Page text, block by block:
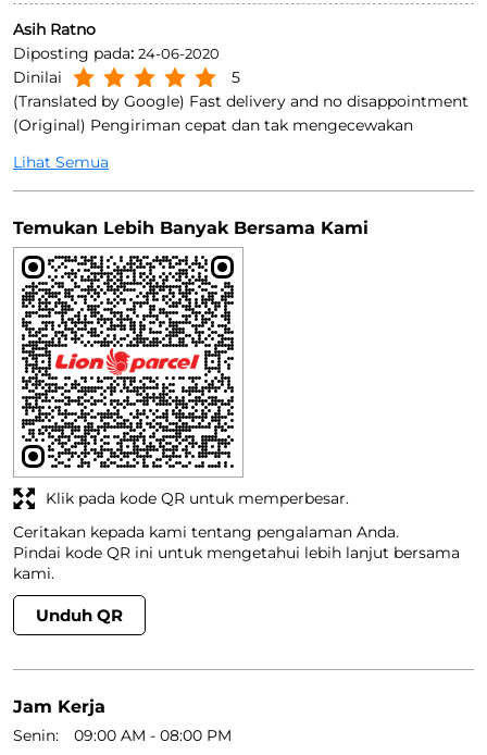
Asih Ratno
Diposting pada: 24-06-2020
Dinilai
5
(Translated by Google) Fast delivery and no disappointment
(Original) Pengiriman cepat dan tak mengecewakan
Lihat Semua
Temukan Lebih Banyak Bersama Kami
Ceritakan kepada kami tentang pengalaman Anda.
Pindai kode QR ini untuk mengetahui lebih lanjut bersama
kami.
Unduh QR
Klik pada kode QR untuk memperbesar.
Jam Kerja
Senin
09:00 AM - 08:00 PM